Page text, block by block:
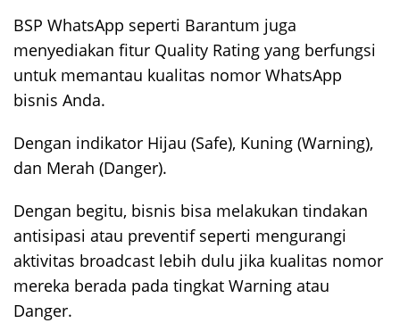
BSP WhatsApp seperti Barantum juga
menyediakan fitur Quality Rating yang berfungsi
untuk memantau kualitas nomor WhatsApp
bisnis Anda.
Dengan indikator Hijau (Safe), Kuning (Warning),
dan Merah (Danger).
Dengan begitu, bisnis bisa melakukan tindakan
antisipasi atau preventif seperti mengurangi
aktivitas broadcast lebih dulu jika kualitas nomor
mereka berada pada tingkat Warning atau
Danger.